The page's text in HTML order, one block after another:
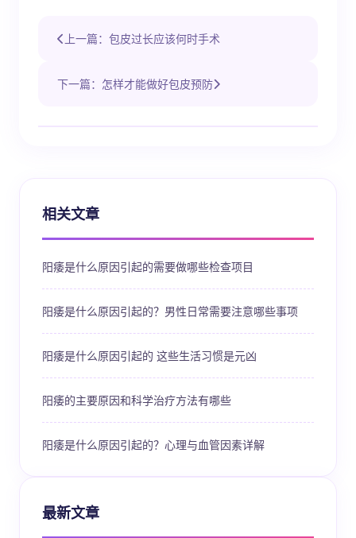
上一篇：包皮过长应该何时手术
下一篇：怎样才能做好包皮预防
相关文章
阳痿是什么原因引起的需要做哪些检查项目
阳痿是什么原因引起的？男性日常需要注意哪些事项
阳痿是什么原因引起的 这些生活习惯是元凶
阳痿的主要原因和科学治疗方法有哪些
阳痿是什么原因引起的？心理与血管因素详解
最新文章